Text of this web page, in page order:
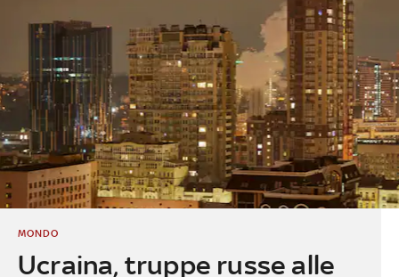
Ucraina, truppe russe alle
MONDO